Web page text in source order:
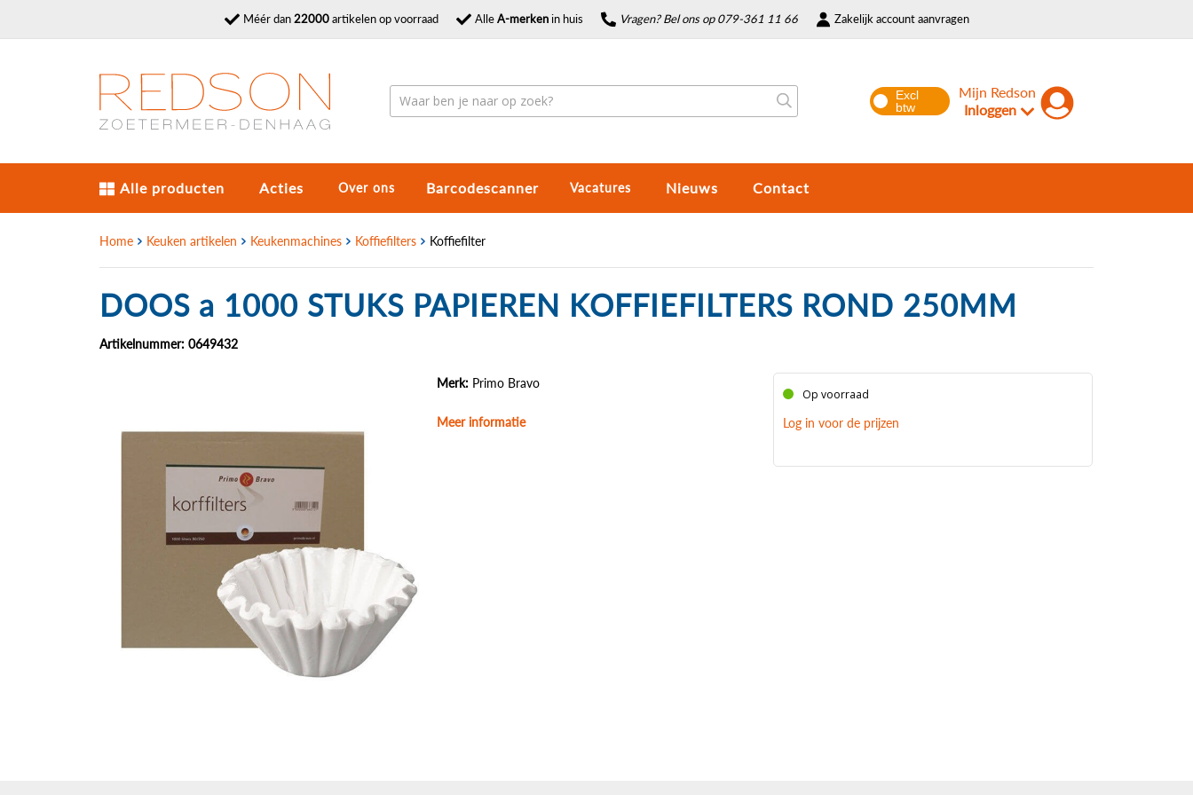
Méér dan22000artikelen op voorraad AlleA-merkenin huis Vragen? Bel ons op 079-361 11 66 Zakelijk account aanvragen
Mijn Redson
Inloggen
Alle producten Acties Over ons Barcodescanner Vacatures Nieuws Contact
Home Keuken artikelen Keukenmachines Koffiefilters Koffiefilter
DOOS a 1000 STUKS PAPIEREN KOFFIEFILTERS ROND 250MM
Artikelnummer: 0649432
Merk:Primo Bravo
Meer informatie
Op voorraad
Log in voor de prijzen